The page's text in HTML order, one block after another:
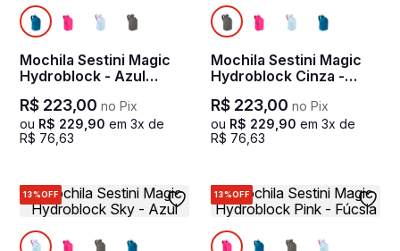
Mochila Sestini Magic
Hydroblock - Azul
Noturno
R$ 223,00 no Pix
ou R$ 229 90 em 3x de
R$ 76 63
Mochila Sestini Magic
Hydroblock Cinza -
Chumbo
R$ 223,00 no Pix
ou R$ 229 90 em 3x de
R$ 76 63
13%OFF 13%OFF